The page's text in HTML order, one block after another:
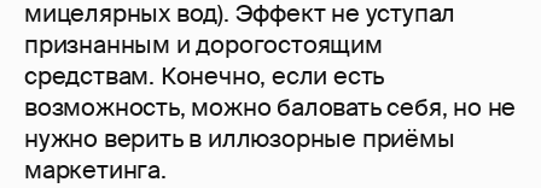
мицелярных вод). Эффект не уступал
признанным и дорогостоящим
средствам. Конечно, если есть
возможность, можно баловать себя, но не
нужно верить в иллюзорные приёмы
маркетинга.